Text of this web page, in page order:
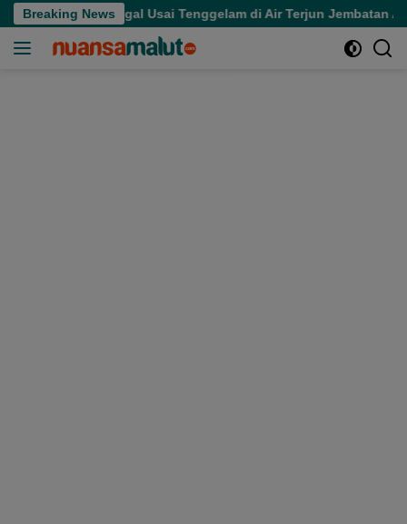
Langsung
ke
Breaking News
Meninggal Usai Tenggelam di Air Terjun Jembatan Alam